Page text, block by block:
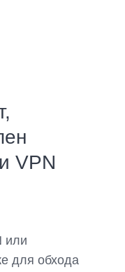
VPN
или
для обхода